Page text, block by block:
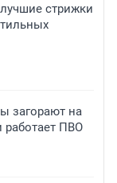
стрижки
загорают на
ПВО